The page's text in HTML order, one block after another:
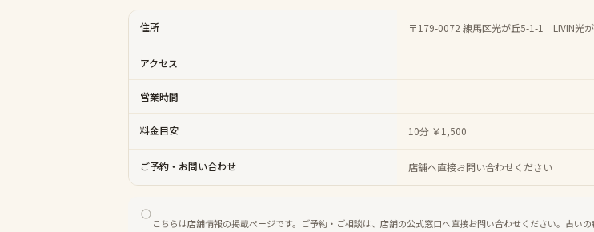
住所 〒179-0072 練馬区光が丘5-1-1 LIVIN光が
アクセス
営業時間
料金目安 10分 ￥1,500
ご予約・お問い合わせ 店舗へ直接お問い合わせください
こちらは店舗情報の掲載ページです。ご予約・ご相談は、店舗の公式窓口へ直接お問い合わせください。占い